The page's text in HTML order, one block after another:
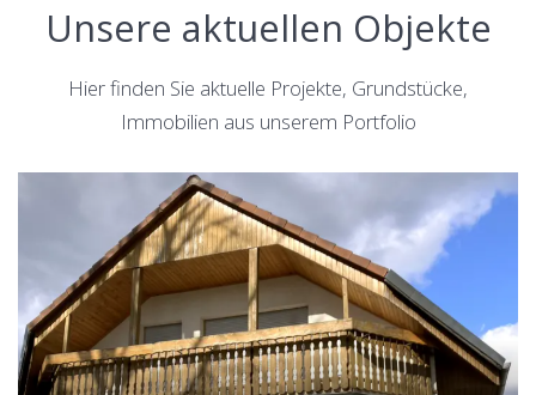
Unsere aktuellen Objekte
Hier finden Sie aktuelle Projekte, Grundstücke,
Immobilien aus unserem Portfolio